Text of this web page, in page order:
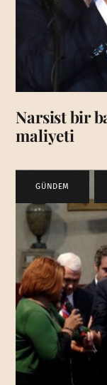
Narsist bir
maliyeti
GÜNDEM